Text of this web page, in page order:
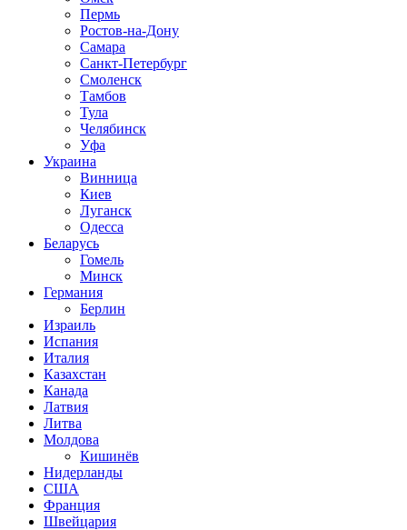
Пермь
Ростов-на-Дону
Самара
Санкт-Петербург
Смоленск
Тамбов
Тула
Челябинск
Уфа
Украина
Винница
Киев
Луганск
Одесса
Беларусь
Гомель
Минск
Германия
Берлин
Израиль
Испания
Италия
Казахстан
Канада
Латвия
Литва
Молдова
Кишинёв
Нидерланды
США
Франция
Швейцария